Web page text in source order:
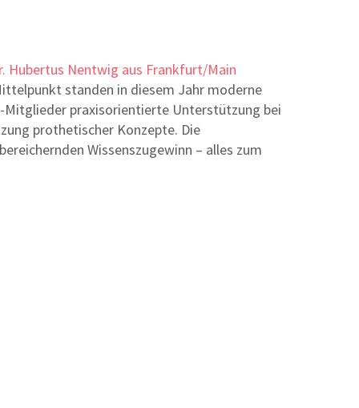
Hubertus Nentwig aus Frankfurt/Main
standen in diesem Jahr moderne
Mitglieder praxisorientierte Unterstützung bei
prothetischer Konzepte. Die
Wissenszugewinn – alles zum